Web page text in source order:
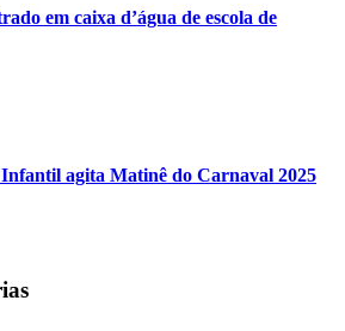
em caixa d’água de escola de
agita Matinê do Carnaval 2025